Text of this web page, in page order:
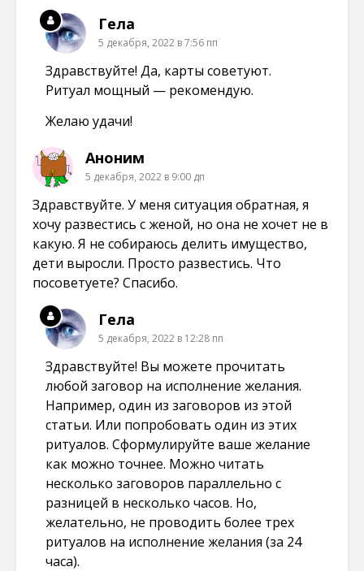
Гела
5 декабря, 2022 в 7:56 пп
Здравствуйте! Да, карты советуют.
Ритуал мощный — рекомендую.
Желаю удачи!
Аноним
5 декабря, 2022 в 9:00 дп
Здравствуйте. У меня ситуация обратная, я
хочу развестись с женой, но она не хочет не в
какую. Я не собираюсь делить имущество,
дети выросли. Просто развестись. Что
посоветуете? Спасибо.
Гела
5 декабря, 2022 в 12:28 пп
Здравствуйте! Вы можете прочитать
любой заговор на исполнение желания.
Например, один из заговоров из этой
статьи. Или попробовать один из этих
ритуалов. Сформулируйте ваше желание
как можно точнее. Можно читать
несколько заговоров параллельно с
разницей в несколько часов. Но,
желательно, не проводить более трех
ритуалов на исполнение желания (за 24
часа).